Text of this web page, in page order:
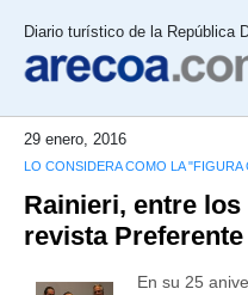
Diario turístico de la República
29 enero, 2016
LO CONSIDERA COMO LA
Rainieri, entre
revista
En su 25